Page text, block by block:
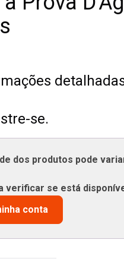
se.
dos produtos pode
verificar se está
conta